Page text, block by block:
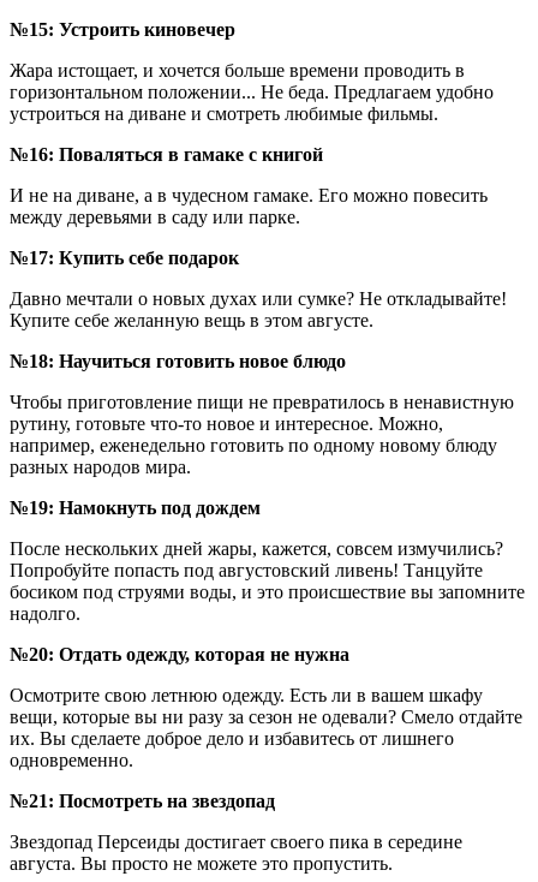
№15: Устроить киновечер
Жара истощает, и хочется больше времени проводить в
горизонтальном положении... Не беда. Предлагаем удобно
устроиться на диване и смотреть любимые фильмы.
№16: Поваляться в гамаке с книгой
И не на диване, а в чудесном гамаке. Его можно повесить
между деревьями в саду или парке.
№17: Купить себе подарок
Давно мечтали о новых духах или сумке? Не откладывайте!
Купите себе желанную вещь в этом августе.
№18: Научиться готовить новое блюдо
Чтобы приготовление пищи не превратилось в ненавистную
рутину, готовьте что-то новое и интересное. Можно,
например, еженедельно готовить по одному новому блюду
разных народов мира.
№19: Намокнуть под дождем
После нескольких дней жары, кажется, совсем измучились?
Попробуйте попасть под августовский ливень! Танцуйте
босиком под струями воды, и это происшествие вы запомните
надолго.
№20: Отдать одежду, которая не нужна
Осмотрите свою летнюю одежду. Есть ли в вашем шкафу
вещи, которые вы ни разу за сезон не одевали? Смело отдайте
их. Вы сделаете доброе дело и избавитесь от лишнего
одновременно.
№21: Посмотреть на звездопад
Звездопад Персеиды достигает своего пика в середине
августа. Вы просто не можете это пропустить.